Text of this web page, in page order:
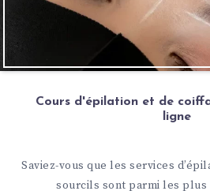
Cours d'épilation et de
ligne
Saviez-vous que les services
sourcils sont parmi les